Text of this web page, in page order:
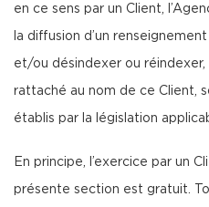
en ce sens par un Client,
la diffusion d’un
et/ou désindexer ou
rattaché au nom de ce Client,
établis par la législation
En principe, l’exercice par un
présente section est gratuit.